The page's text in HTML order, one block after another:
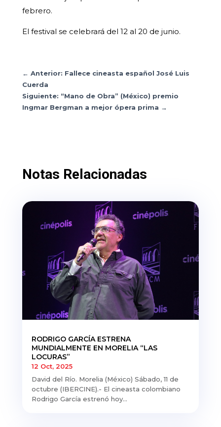
febrero.
El festival se celebrará del 12 al 20 de junio.
← Anterior: Fallece cineasta español José Luis
Cuerda
Siguiente: “Mano de Obra” (México) premio
Ingmar Bergman a mejor ópera prima →
Notas Relacionadas
RODRIGO GARCÍA ESTRENA
MUNDIALMENTE EN MORELIA “LAS
LOCURAS”
12 Oct, 2025
David del Río. Morelia (México) Sábado, 11 de
octubre (IBERCINE).- El cineasta colombiano
Rodrigo García estrenó hoy...